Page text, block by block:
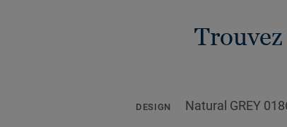
DESIGN Natural GREY